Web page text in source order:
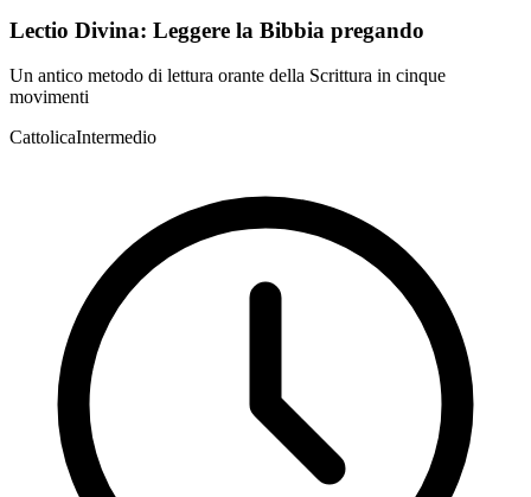
Lectio Divina: Leggere la Bibbia pregando
Un antico metodo di lettura orante della Scrittura in cinque
movimenti
CattolicaIntermedio